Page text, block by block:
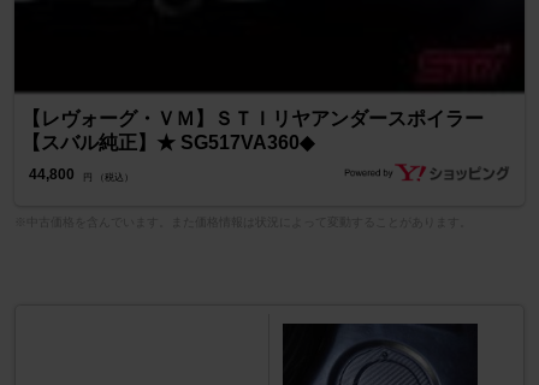
【レヴォーグ・ＶＭ】ＳＴＩリヤアンダースポイラー
【スバル純正】★ SG517VA360◆
44,800 円 （税込）